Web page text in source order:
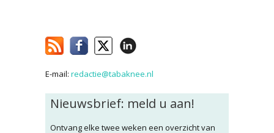
E-mail: redactie@tabaknee.nl
Nieuwsbrief: meld u aan!
Ontvang elke twee weken een overzicht van